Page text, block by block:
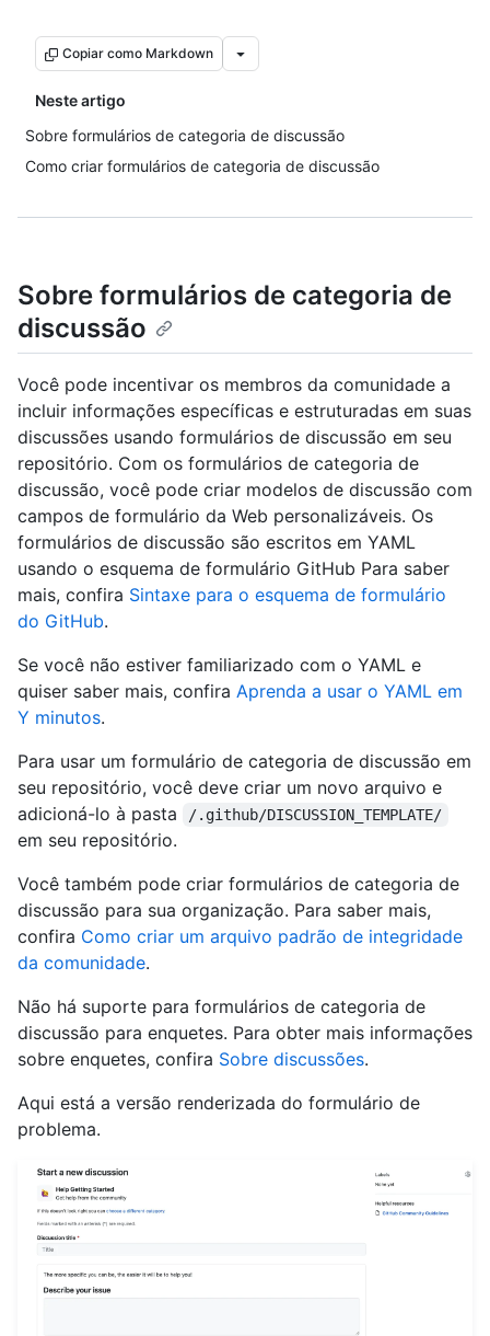
Copiar como Markdown
Neste artigo
Sobre formulários de categoria de discussão
Como criar formulários de categoria de discussão
Sobre formulários de categoria de
discussão
Você pode incentivar os membros da comunidade a
incluir informações específicas e estruturadas em suas
discussões usando formulários de discussão em seu
repositório. Com os formulários de categoria de
discussão, você pode criar modelos de discussão com
campos de formulário da Web personalizáveis. Os
formulários de discussão são escritos em YAML
usando o esquema de formulário GitHub Para saber
mais, confira Sintaxe para o esquema de formulário
do GitHub.
Se você não estiver familiarizado com o YAML e
quiser saber mais, confira Aprenda a usar o YAML em
Y minutos.
Para usar um formulário de categoria de discussão em
seu repositório, você deve criar um novo arquivo e
adicioná-lo à pasta
/.github/DISCUSSION_TEMPLATE/
em seu repositório.
Você também pode criar formulários de categoria de
discussão para sua organização. Para saber mais,
confira Como criar um arquivo padrão de integridade
da comunidade.
Não há suporte para formulários de categoria de
discussão para enquetes. Para obter mais informações
sobre enquetes, confira Sobre discussões.
Aqui está a versão renderizada do formulário de
problema.